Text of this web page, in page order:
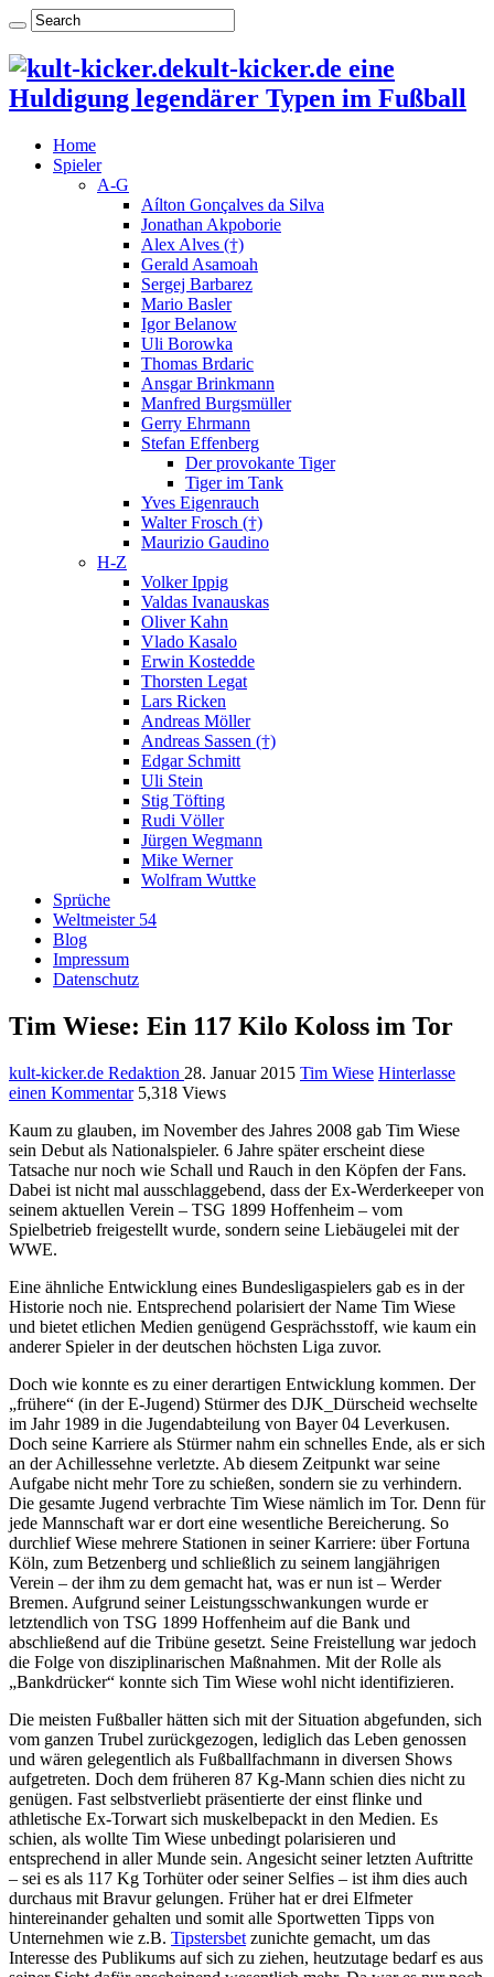
kult-kicker.de eine
Huldigung legendärer Typen im Fußball
Home
Spieler
A-G
Aílton Gonçalves da Silva
Jonathan Akpoborie
Alex Alves (†)
Gerald Asamoah
Sergej Barbarez
Mario Basler
Igor Belanow
Uli Borowka
Thomas Brdaric
Ansgar Brinkmann
Manfred Burgsmüller
Gerry Ehrmann
Stefan Effenberg
Der provokante Tiger
Tiger im Tank
Yves Eigenrauch
Walter Frosch (†)
Maurizio Gaudino
H-Z
Volker Ippig
Valdas Ivanauskas
Oliver Kahn
Vlado Kasalo
Erwin Kostedde
Thorsten Legat
Lars Ricken
Andreas Möller
Andreas Sassen (†)
Edgar Schmitt
Uli Stein
Stig Töfting
Rudi Völler
Jürgen Wegmann
Mike Werner
Wolfram Wuttke
Sprüche
Weltmeister 54
Blog
Impressum
Datenschutz
Tim Wiese: Ein 117 Kilo Koloss im Tor
kult-kicker.de Redaktion 28. Januar 2015 Tim Wiese Hinterlasse
einen Kommentar 5,318 Views
Kaum zu glauben, im November des Jahres 2008 gab Tim Wiese
sein Debut als Nationalspieler. 6 Jahre später erscheint diese
Tatsache nur noch wie Schall und Rauch in den Köpfen der Fans.
Dabei ist nicht mal ausschlaggebend, dass der Ex-Werderkeeper von
seinem aktuellen Verein – TSG 1899 Hoffenheim – vom
Spielbetrieb freigestellt wurde, sondern seine Liebäugelei mit der
WWE.
Eine ähnliche Entwicklung eines Bundesligaspielers gab es in der
Historie noch nie. Entsprechend polarisiert der Name Tim Wiese
und bietet etlichen Medien genügend Gesprächsstoff, wie kaum ein
anderer Spieler in der deutschen höchsten Liga zuvor.
Doch wie konnte es zu einer derartigen Entwicklung kommen. Der
„frühere“ (in der E-Jugend) Stürmer des DJK_Dürscheid wechselte
im Jahr 1989 in die Jugendabteilung von Bayer 04 Leverkusen.
Doch seine Karriere als Stürmer nahm ein schnelles Ende, als er sich
an der Achillessehne verletzte. Ab diesem Zeitpunkt war seine
Aufgabe nicht mehr Tore zu schießen, sondern sie zu verhindern.
Die gesamte Jugend verbrachte Tim Wiese nämlich im Tor. Denn für
jede Mannschaft war er dort eine wesentliche Bereicherung. So
durchlief Wiese mehrere Stationen in seiner Karriere: über Fortuna
Köln, zum Betzenberg und schließlich zu seinem langjährigen
Verein – der ihm zu dem gemacht hat, was er nun ist – Werder
Bremen. Aufgrund seiner Leistungsschwankungen wurde er
letztendlich von TSG 1899 Hoffenheim auf die Bank und
abschließend auf die Tribüne gesetzt. Seine Freistellung war jedoch
die Folge von disziplinarischen Maßnahmen. Mit der Rolle als
„Bankdrücker“ konnte sich Tim Wiese wohl nicht identifizieren.
Die meisten Fußballer hätten sich mit der Situation abgefunden, sich
vom ganzen Trubel zurückgezogen, lediglich das Leben genossen
und wären gelegentlich als Fußballfachmann in diversen Shows
aufgetreten. Doch dem früheren 87 Kg-Mann schien dies nicht zu
genügen. Fast selbstverliebt präsentierte der einst flinke und
athletische Ex-Torwart sich muskelbepackt in den Medien. Es
schien, als wollte Tim Wiese unbedingt polarisieren und
entsprechend in aller Munde sein. Angesicht seiner letzten Auftritte
– sei es als 117 Kg Torhüter oder seiner Selfies – ist ihm dies auch
durchaus mit Bravur gelungen. Früher hat er drei Elfmeter
hintereinander gehalten und somit alle Sportwetten Tipps von
Unternehmen wie z.B. Tipstersbet zunichte gemacht, um das
Interesse des Publikums auf sich zu ziehen, heutzutage bedarf es aus